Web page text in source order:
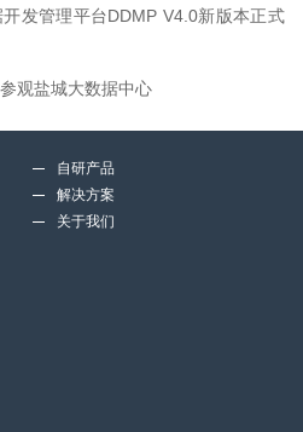
发管理平台DDMP V4.0新版本正式
观盐城大数据中心
自研产品
解决方案
关于我们